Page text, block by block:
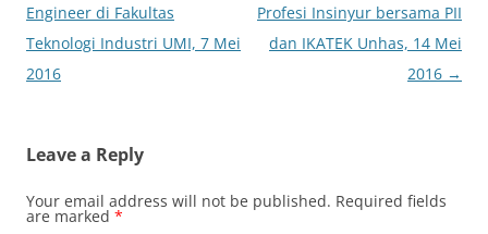
Engineer di Fakultas
Teknologi Industri UMI, 7 Mei
2016
Profesi Insinyur bersama PII
dan IKATEK Unhas, 14 Mei
2016 →
Leave a Reply
Your email address will not be published. Required fields
are marked *